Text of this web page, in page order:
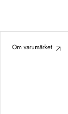
Om varumärket